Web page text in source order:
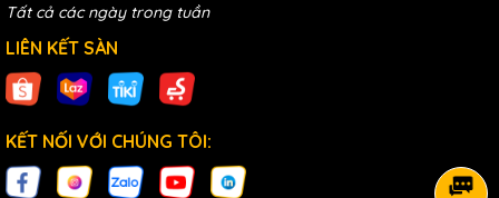
Tất cả các ngày trong tuần
LIÊN KẾT SÀN
KẾT NỐI VỚI CHÚNG TÔI: